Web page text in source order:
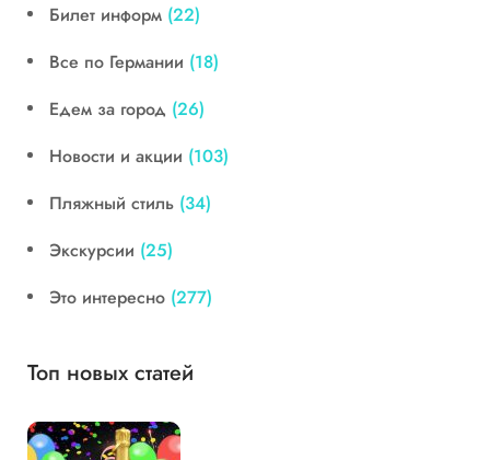
Билет информ (22)
Все по Германии (18)
Едем за город (26)
Новости и акции (103)
Пляжный стиль (34)
Экскурсии (25)
Это интересно (277)
Топ новых статей